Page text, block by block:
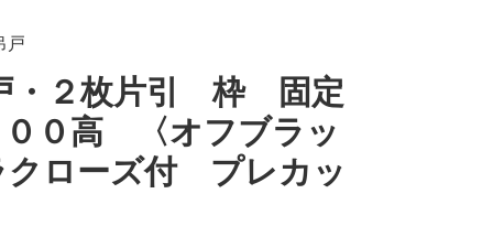
戸
・２枚片引 枠 固定
０高 〈オフブラッ
ローズ付 プレカッ